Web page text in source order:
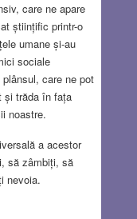
care ne apare
științific printr-o
umane și-au
sociale
care ne pot
și trăda în fața
noastre.
a acestor
să zâmbiți, să
nevoia.